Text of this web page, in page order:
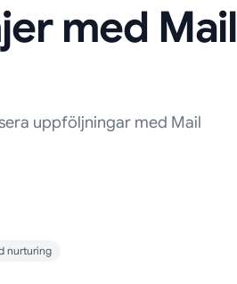
med Mail
uppföljningar med Mail
nurturing